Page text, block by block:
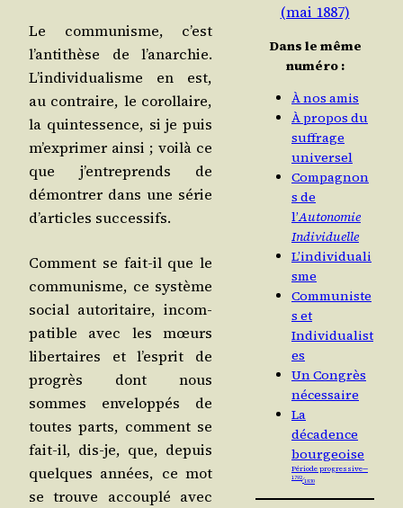
Le com­mu­nisme, c’est
l’an­ti­thèse de l’a­nar­chie.
L’in­di­vi­dua­lisme en est,
au contraire, le corol­laire,
la quin­tes­sence, si je puis
m’ex­pri­mer ain­si ; voi­là ce
que j’en­tre­prends de
démon­trer dans une série
d’ar­ticles successifs.
Com­ment se fait-il que le
com­mu­nisme, ce sys­tème
social auto­ri­taire, incom­
pa­tible avec les mœurs
liber­taires et l’es­prit de
pro­grès dont nous
sommes enve­lop­pés de
toutes parts, com­ment se
fait-il, dis-je, que, depuis
quelques années, ce mot
se trouve accou­plé avec
(mai 1887)
Dans le même
numéro :
À nos amis
À propos du
suffrage
universel
Compagnon
s de
l’Autonomie
Individuelle
L’individuali
sme
Communiste
s et
Individualist
es
Un Congrès
nécessaire
La
décadence
bourgeoise
Période progressive —
1792⁄1830